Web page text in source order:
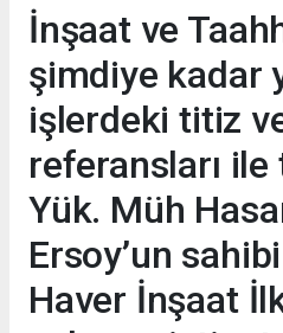
İnşaat ve
şimdiye kadar
işlerdeki titiz
referansları ile
Yük. Müh
Ersoy’un
Haver İnşaat